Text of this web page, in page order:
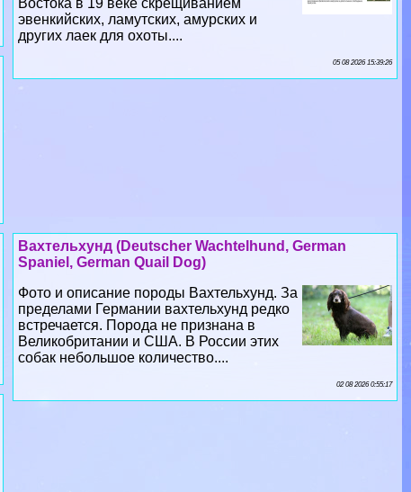
Востока в 19 веке скрещиванием
эвенкийских, ламутских, амурских и
других лаек для охоты....
05 08 2026 15:39:26
Вахтельхунд (Deutscher Wachtelhund, German
Spaniel, German Quail Dog)
Фото и описание породы Вахтельхунд. За
пределами Германии вахтельхунд редко
встречается. Порода не признана в
Великобритании и США. В России этих
собак небольшое количество....
02 08 2026 0:55:17